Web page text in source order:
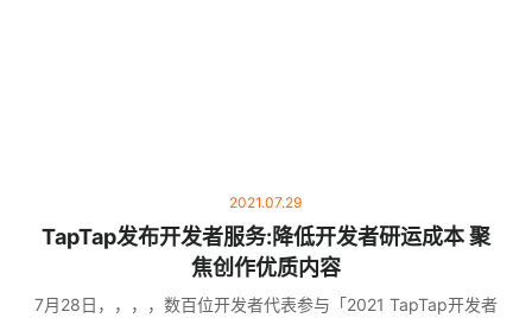
2021.07.29
TapTap发布开发者服务:降低开发者研运成本 聚
焦创作优质内容
7月28日，，，，数百位开发者代表参与「2021 TapTap开发者